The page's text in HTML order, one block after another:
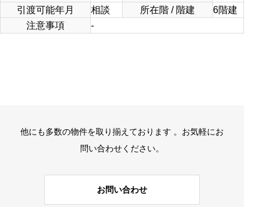
引渡可能年月
相談 所在階 / 階建
6階建
注意事項
-
他にも多数の物件を取り揃えております 。お気軽にお
問い合わせください。
お問い合わせ